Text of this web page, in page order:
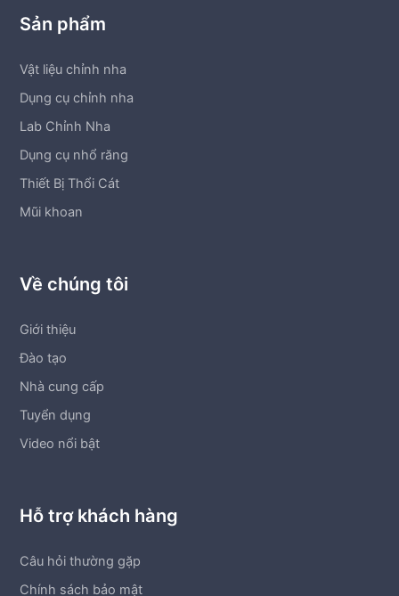
Sản phẩm
Vật liệu chỉnh nha
Dụng cụ chỉnh nha
Lab Chỉnh Nha
Dụng cụ nhổ răng
Thiết Bị Thổi Cát
Mũi khoan
Về chúng tôi
Giới thiệu
Đào tạo
Nhà cung cấp
Tuyển dụng
Video nổi bật
Hỗ trợ khách hàng
Câu hỏi thường gặp
Chính sách bảo mật